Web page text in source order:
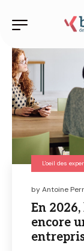
L'oeil des
byAntoine
En
encore